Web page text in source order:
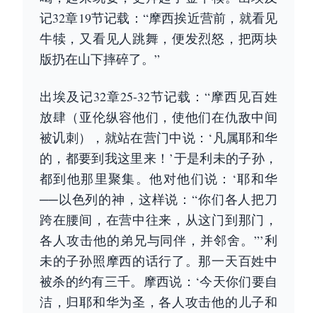
记32章19节记载：“摩西挨近营前，就看见
牛犊，又看见人跳舞，便发烈怒，把两块
版扔在山下摔碎了。”
出埃及记32章25-32节记载：“摩西见百姓
放肆（亚伦纵容他们，使他们在仇敌中间
被讥刺），就站在营门中说：‘凡属耶和华
的，都要到我这里来！’于是利未的子孙，
都到他那里聚集。他对他们说：‘耶和华
──以色列的神，这样说：“你们各人把刀
跨在腰间，在营中往来，从这门到那门，
各人攻击他的弟兄与同伴，并邻舍。”’利
未的子孙照摩西的话行了。那一天百姓中
被杀的约有三千。摩西说：‘今天你们要自
洁，归耶和华为圣，各人攻击他的儿子和